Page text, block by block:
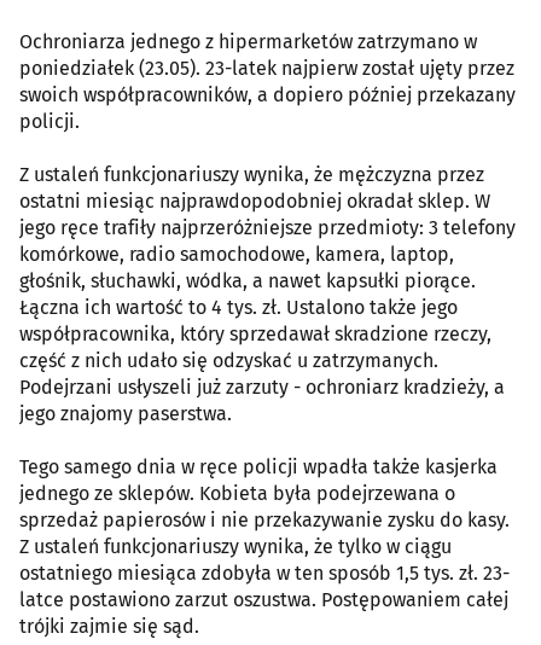
Ochroniarza jednego z hipermarketów zatrzymano w
poniedziałek (23.05). 23-latek najpierw został ujęty przez
swoich współpracowników, a dopiero później przekazany
policji.
Z ustaleń funkcjonariuszy wynika, że mężczyzna przez
ostatni miesiąc najprawdopodobniej okradał sklep. W
jego ręce trafiły najprzeróżniejsze przedmioty: 3 telefony
komórkowe, radio samochodowe, kamera, laptop,
głośnik, słuchawki, wódka, a nawet kapsułki piorące.
Łączna ich wartość to 4 tys. zł. Ustalono także jego
współpracownika, który sprzedawał skradzione rzeczy,
część z nich udało się odzyskać u zatrzymanych.
Podejrzani usłyszeli już zarzuty - ochroniarz kradzieży, a
jego znajomy paserstwa.
Tego samego dnia w ręce policji wpadła także kasjerka
jednego ze sklepów. Kobieta była podejrzewana o
sprzedaż papierosów i nie przekazywanie zysku do kasy.
Z ustaleń funkcjonariuszy wynika, że tylko w ciągu
ostatniego miesiąca zdobyła w ten sposób 1,5 tys. zł. 23-
latce postawiono zarzut oszustwa. Postępowaniem całej
trójki zajmie się sąd.